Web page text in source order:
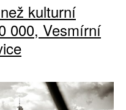
kulturní
000, Vesmírní